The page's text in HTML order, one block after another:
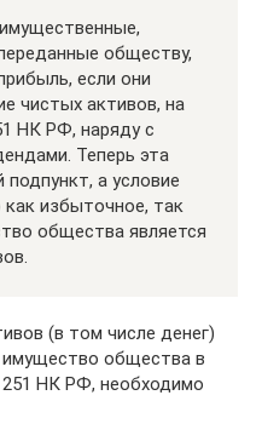
обществу,
если они
чистых активов, на
НК РФ, наряду с
Теперь эта
а условие
избыточное, так
общества является
(в том числе денег)
имущество общества в
251 НК РФ, необходимо